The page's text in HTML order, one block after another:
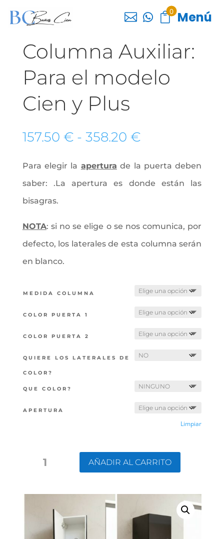
  
0 Menú
Columna Auxiliar:
Para el modelo
Cien y Plus
157.50 € - 358.20 €Rango
precios:
desde
157.50 €
Para elegir la apertura de la puerta deben
saber: .La apertura es donde están las
bisagras.
NOTA: si no se elige o se nos comunica, por
defecto, los laterales de esta columna serán
en blanco.
MEDIDA COLUMNA
COLOR PUERTA 1
COLOR PUERTA 2
QUIERE LOS LATERALES DE
COLOR?
QUE COLOR?
APERTURA
Limpiar
AUXILIAR:
PLUS
AÑADIR AL CARRITO